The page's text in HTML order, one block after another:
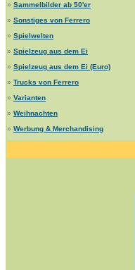
» Sammelbilder ab 50'er
» Sonstiges von Ferrero
» Spielwelten
» Spielzeug aus dem Ei
» Spielzeug aus dem Ei (Euro)
» Trucks von Ferrero
» Varianten
» Weihnachten
» Werbung & Merchandising